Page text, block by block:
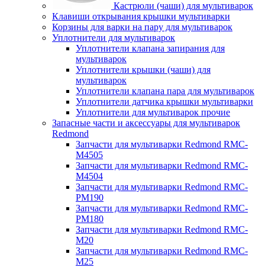
Кастрюли (чаши) для мультиварок
Клавиши открывания крышки мультиварки
Корзины для варки на пару для мультиварок
Уплотнители для мультиварок
Уплотнители клапана запирания для
мультиварок
Уплотнители крышки (чаши) для
мультиварок
Уплотнители клапана пара для мультиварок
Уплотнители датчика крышки мультиварки
Уплотнители для мультиварок прочие
Запасные части и аксессуары для мультиварок
Redmond
Запчасти для мультиварки Redmond RMC-
M4505
Запчасти для мультиварки Redmond RMC-
M4504
Запчасти для мультиварки Redmond RMC-
PM190
Запчасти для мультиварки Redmond RMC-
PM180
Запчасти для мультиварки Redmond RMC-
M20
Запчасти для мультиварки Redmond RMC-
M25